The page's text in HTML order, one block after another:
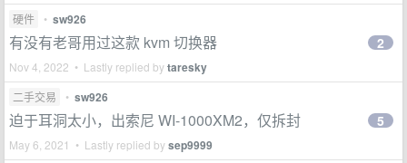
硬件 • sw926
有没有老哥用过这款 kvm 切换器
Nov 4, 2022 • Lastly replied bytaresky
2
二手交易 • sw926
迫于耳洞太小，出索尼 WI-1000XM2，仅拆封
May 6, 2021 • Lastly replied bysep9999
5